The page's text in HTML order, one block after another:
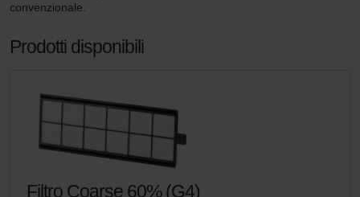
convenzionale.
Prodotti disponibili
Filtro Coarse 60% (G4)